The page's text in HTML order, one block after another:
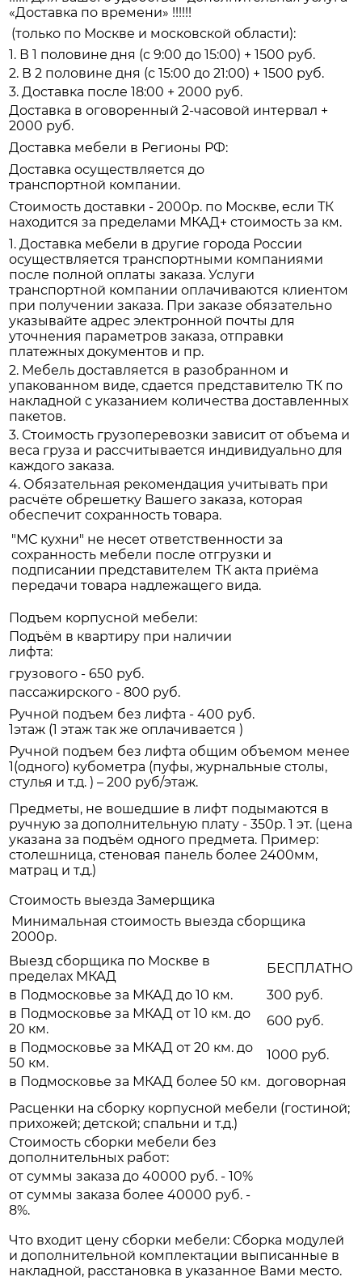
«Доставка по времени» !!!!!!
(только по Москве и московской области):
1. В 1 половине дня (с 9:00 до 15:00) + 1500 руб.
2. В 2 половине дня (с 15:00 до 21:00) + 1500 руб.
3. Доставка после 18:00 + 2000 руб.
Доставка в оговоренный 2-часовой интервал +
2000 руб.
Доставка мебели в Регионы РФ:
Доставка осуществляется до
транспортной компании.
Стоимость доставки - 2000р. по Москве, если ТК
находится за пределами МКАД+ стоимость за км.
1. Доставка мебели в другие города России
осуществляется транспортными компаниями
после полной оплаты заказа. Услуги
транспортной компании оплачиваются клиентом
при получении заказа. При заказе обязательно
указывайте адрес электронной почты для
уточнения параметров заказа, отправки
платежных документов и пр.
2. Мебель доставляется в разобранном и
упакованном виде, сдается представителю ТК по
накладной с указанием количества доставленных
пакетов.
3. Стоимость грузоперевозки зависит от объема и
веса груза и рассчитывается индивидуально для
каждого заказа.
4. Обязательная рекомендация учитывать при
расчёте обрешетку Вашего заказа, которая
обеспечит сохранность товара.
"МС кухни" не несет ответственности за
сохранность мебели после отгрузки и
подписании представителем ТК акта приёма
передачи товара надлежащего вида.
Подъем корпусной мебели:
Подъём в квартиру при наличии
лифта:
грузового - 650 руб.
пассажирского - 800 руб.
Ручной подъем без лифта - 400 руб.
1этаж (1 этаж так же оплачивается )
Ручной подъем без лифта общим объемом менее
1(одного) кубометра (пуфы, журнальные столы,
стулья и т.д. ) – 200 руб/этаж.
Предметы, не вошедшие в лифт подымаются в
ручную за дополнительную плату - 350р. 1 эт. (цена
указана за подъём одного предмета. Пример:
столешница, стеновая панель более 2400мм,
матрац и т.д.)
Стоимость выезда Замерщика
Минимальная стоимость выезда сборщика
2000р.
Выезд сборщика по Москве в
пределах МКАД
БЕСПЛАТНО
в Подмосковье за МКАД до 10 км.
300 руб.
в Подмосковье за МКАД от 10 км. до
20 км.
600 руб.
в Подмосковье за МКАД от 20 км. до
50 км.
1000 руб.
в Подмосковье за МКАД более 50 км. договорная
Расценки на сборку корпусной мебели (гостиной;
прихожей; детской; спальни и т.д.)
Стоимость сборки мебели без
дополнительных работ:
от суммы заказа до 40000 руб. - 10%
от суммы заказа более 40000 руб. -
8%.
Что входит цену сборки мебели: Сборка модулей
и дополнительной комплектации выписанные в
накладной, расстановка в указанное Вами место.